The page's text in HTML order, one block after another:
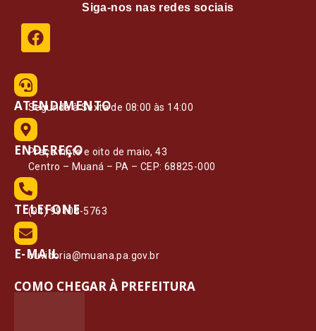
Siga-nos nas redes sociais
ATENDIMENTO
Segunda à Sexta de 08:00 às 14:00
ENDEREÇO
Praça vinte e oito de maio, 43
Centro – Muaná – PA – CEP: 68825-000
TELEFONE
(91) 99108-5763
E-MAIL
ouvidoria@muana.pa.gov.br
COMO CHEGAR À PREFEITURA